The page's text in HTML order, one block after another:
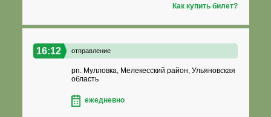
Как купить билет?
16:12 отправление
рп. Мулловка, Мелекесский район, Ульяновская
область
ежедневно